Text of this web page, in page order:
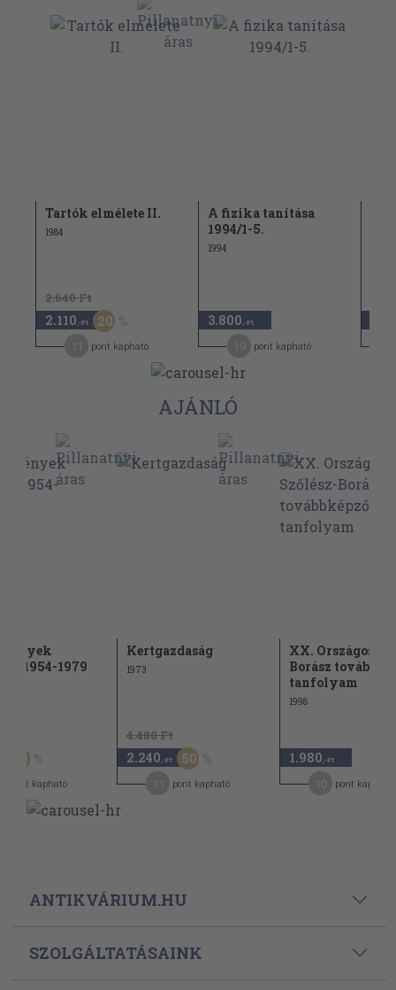
Tartók elmélete II.
1984
2.640 Ft
2.110 ,-Ft 20
pont kapható
A fizika tanítása
1994/1-5.
1994
3.800 ,-Ft
pont kapható
AJÁNLÓ
1954-1979
50
pont kapható
Kertgazdaság
1973
4.480 Ft
2.240 ,-Ft 50
pont kapható
XX. Országos
Borász
tanfolyam
1998
1.980 ,-Ft
pont kapható
ANTIKVÁRIUM.HU
SZOLGÁLTATÁSAINK